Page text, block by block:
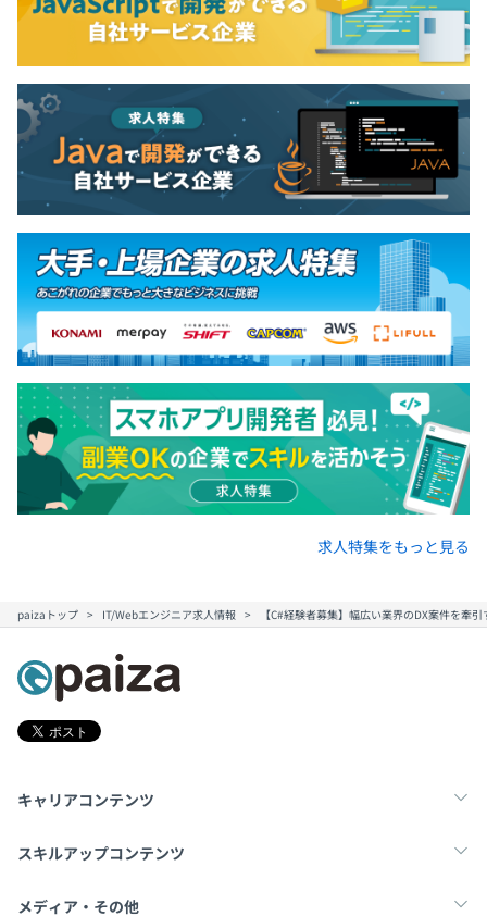
求人特集をもっと見る
paizaトップ IT/Webエンジニア求人情報 【C#経験者募集】幅広い業界のDX案件を牽
キャリアコンテンツ
転職・キャリア
スキルアップコンテンツ
学習
メディア・その他